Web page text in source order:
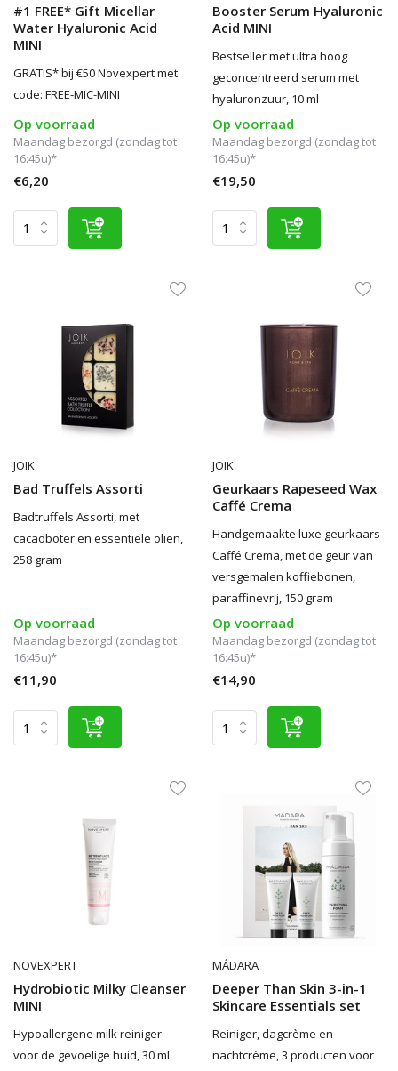
#1 FREE* Gift Micellar
Water Hyaluronic Acid
MINI
GRATIS* bij €50 Novexpert met
code: FREE-MIC-MINI
Op voorraad
Maandag bezorgd (zondag tot
16:45u)*
€6,20
Booster Serum Hyaluronic
Acid MINI
Bestseller met ultra hoog
geconcentreerd serum met
hyaluronzuur, 10 ml
Op voorraad
Maandag bezorgd (zondag tot
16:45u)*
€19,50
JOIK
Bad Truffels Assorti
Badtruffels Assorti, met
cacaoboter en essentiële oliën,
258 gram
Op voorraad
Maandag bezorgd (zondag tot
16:45u)*
€11,90
JOIK
Geurkaars Rapeseed Wax
Caffé Crema
Handgemaakte luxe geurkaars
Caffé Crema, met de geur van
versgemalen koffiebonen,
paraffinevrij, 150 gram
Op voorraad
Maandag bezorgd (zondag tot
16:45u)*
€14,90
NOVEXPERT
Hydrobiotic Milky Cleanser
MINI
Hypoallergene milk reiniger
voor de gevoelige huid, 30 ml
MÁDARA
Deeper Than Skin 3-in-1
Skincare Essentials set
Reiniger, dagcrème en
nachtcrème, 3 producten voor